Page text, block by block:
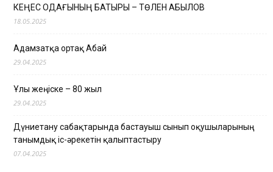
КЕҢЕС ОДАҒЫНЫҢ БАТЫРЫ – ТӨЛЕН ҚАБЫЛОВ
18.05.2025
Адамзатқа ортақ Абай
29.04.2025
Ұлы жеңіске – 80 жыл
29.04.2025
Дүниетану сабақтарында бастауыш сынып оқушыларының
танымдық іс-әрекетін қалыптастыру
07.04.2025